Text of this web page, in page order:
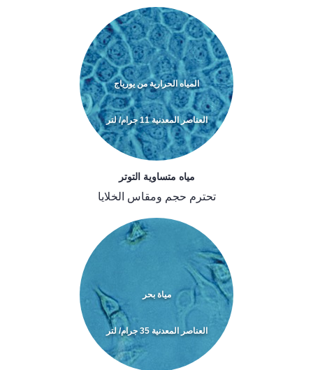
المياه الحرارية من يورياج
العناصر المعدنية 11 جرام/ لتر
مياه متساوية التوتر
تحترم حجم ومقاس الخلايا
مياة بحر
العناصر المعدنية 35 جرام/ لتر